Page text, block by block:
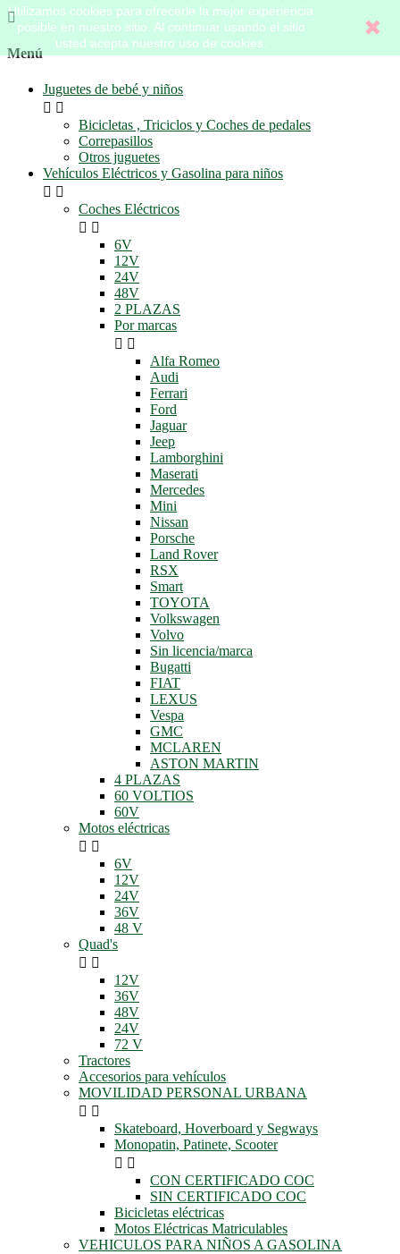
Utilizamos cookies para ofrecerle la mejor experiencia
posible en nuestro sitio. Al continuar usando el sitio
usted acepta nuestro uso de cookies.

Menú
Juguetes de bebé y niños
 
Bicicletas , Triciclos y Coches de pedales
Correpasillos
Otros juguetes
Vehículos Eléctricos y Gasolina para niños
 
Coches Eléctricos
 
6V
12V
24V
48V
2 PLAZAS
Por marcas
 
Alfa Romeo
Audi
Ferrari
Ford
Jaguar
Jeep
Lamborghini
Maserati
Mercedes
Mini
Nissan
Porsche
Land Rover
RSX
Smart
TOYOTA
Volkswagen
Volvo
Sin licencia/marca
Bugatti
FIAT
LEXUS
Vespa
GMC
MCLAREN
ASTON MARTIN
4 PLAZAS
60 VOLTIOS
60V
Motos eléctricas
 
6V
12V
24V
36V
48 V
Quad's
 
12V
36V
48V
24V
72 V
Tractores
Accesorios para vehículos
MOVILIDAD PERSONAL URBANA
 
Skateboard, Hoverboard y Segways
Monopatin, Patinete, Scooter
 
CON CERTIFICADO COC
SIN CERTIFICADO COC
Bicicletas eléctricas
Motos Eléctricas Matriculables
VEHICULOS PARA NIÑOS A GASOLINA